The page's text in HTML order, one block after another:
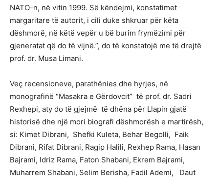
NATO-n, në vitin 1999. Së këndejmi, konstatimet
margaritare të autorit, i cili duke shkruar për këta
dëshmorë, në këtë vepër u bë burim frymëzimi për
gjeneratat që do të vijnë.”, do të konstatojë me të drejtë
prof. dr. Musa Limani.
Veç recensioneve, parathënies dhe hyrjes, në
monografinë “Masakra e Gërdovcit” të prof. dr. Sadri
Rexhepi, aty do të gjejmë të dhëna për Llapin gjatë
historisë dhe një mori biografi dëshmorësh e martirësh,
si: Kimet Dibrani, Shefki Kuleta, Behar Begolli, Faik
Dibrani, Rifat Dibrani, Ragip Halili, Rexhep Rama, Hasan
Bajrami, Idriz Rama, Faton Shabani, Ekrem Bajrami,
Muharrem Shabani, Selim Berisha, Fadil Ademi, Daut